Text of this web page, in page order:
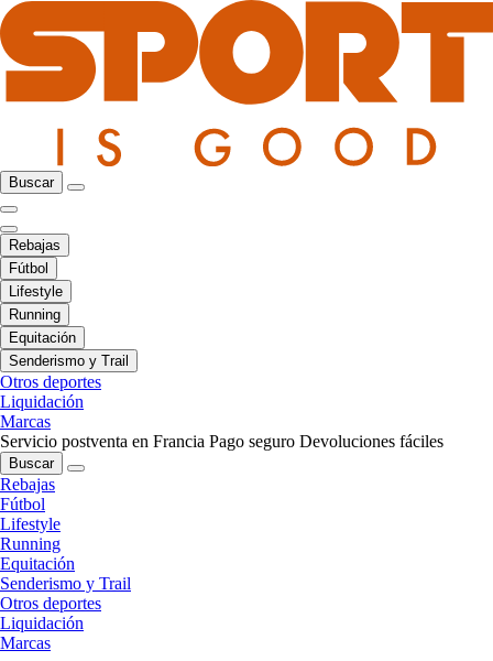
Buscar
Rebajas
Fútbol
Lifestyle
Running
Equitación
Senderismo y Trail
Otros deportes
Liquidación
Marcas
Servicio postventa en Francia Pago seguro Devoluciones fáciles
Buscar
Rebajas
Fútbol
Lifestyle
Running
Equitación
Senderismo y Trail
Otros deportes
Liquidación
Marcas